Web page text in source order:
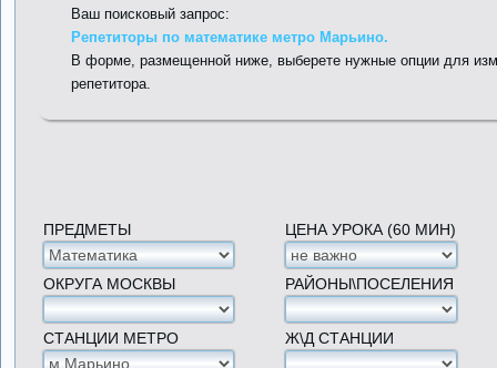
Ваш поисковый запрос:
Репетиторы по математике метро Марьино.
В форме, размещенной ниже, выберете нужные опции для
репетитора.
ПРЕДМЕТЫ ЦЕНА УРОКА (60 МИН)
ОКРУГА МОСКВЫ РАЙОНЫ\ПОСЕЛЕНИЯ
СТАНЦИИ МЕТРО Ж\Д СТАНЦИИ